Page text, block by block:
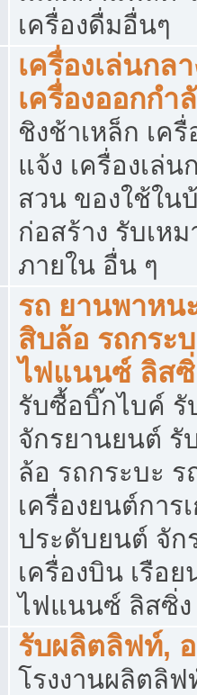
เครื่องดื่มอื่นๆ
เครื่องเล่นกล
เครื่องออกกำ
ชิงช้าเหล็ก เค
แจ้ง เครื่องเล่น
สวน ของใช้ใน
ก่อสร้าง รับเห
ภายใน อื่น ๆ
รถ ยานพาหน
สิบล้อ รถกระ
ไฟแนนซ์ ลิส
รับซื้อบิ๊กไบค์
จักรยานยนต์ รั
ล้อ รถกระบะ
เครื่องยนต์การ
ประดับยนต์ จัก
เครื่องบิน เรือ
ไฟแนนซ์ ลิสซิ่ง
รับผลิตลิฟท์,
โรงงานผลิตลิ